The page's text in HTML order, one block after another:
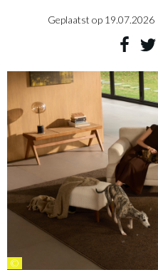
Geplaatst op 19.07.2026
©